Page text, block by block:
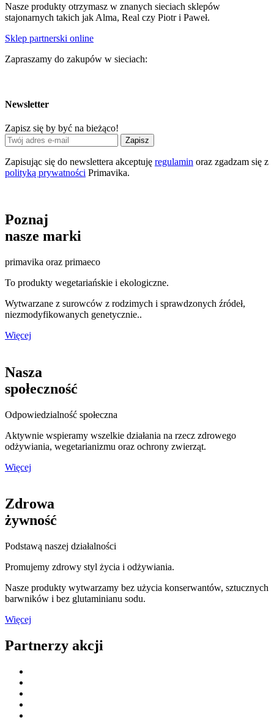
Nasze produkty otrzymasz w znanych sieciach sklepów
stajonarnych takich jak Alma, Real czy Piotr i Paweł.
Sklep partnerski online
Zapraszamy do zakupów w sieciach:
Newsletter
Zapisz się by być na bieżąco!
Zapisz
Zapisując się do newslettera akceptuję regulamin oraz zgadzam się z
polityką prywatności Primavika.
Poznaj
nasze marki
primavika oraz primaeco
To produkty wegetariańskie i ekologiczne.
Wytwarzane z surowców z rodzimych i sprawdzonych źródeł,
niezmodyfikowanych genetycznie..
Więcej
Nasza
społeczność
Odpowiedzialność społeczna
Aktywnie wspieramy wszelkie działania na rzecz zdrowego
odżywiania, wegetarianizmu oraz ochrony zwierząt.
Więcej
Zdrowa
żywność
Podstawą naszej działalności
Promujemy zdrowy styl życia i odżywiania.
Nasze produkty wytwarzamy bez użycia konserwantów, sztucznych
barwników i bez glutaminianu sodu.
Więcej
Partnerzy akcji